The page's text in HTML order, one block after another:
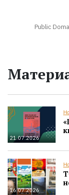
Public
21.07.2026
16.07.2026